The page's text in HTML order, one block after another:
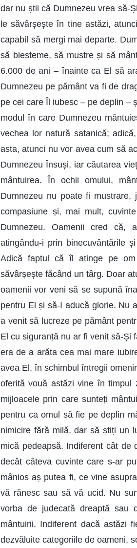
dar nu știi că Dumnezeu vrea să-
le săvârșește în tine astăzi,
capabil să mergi mai departe.
să blesteme, să mustre și să
6.000 de ani – înainte ca El să
Dumnezeu pe pământ va fi de
pe cei care Îl iubesc – pe deplin –
modul în care Dumnezeu
vechea lor natură satanică;
asta, atunci nu vor avea cum să
Dumnezeu Însuși, iar căutarea
mântuirea. În ochii omului,
Dumnezeu nu poate fi mustrare,
compasiune și, mai mult,
Dumnezeu. Oamenii cred că,
atingându-i prin binecuvântările
Adică faptul că îl atinge pe
săvârșește făcând un târg. Doar
oamenii vor veni să se supună
pentru El și să-I aducă glorie. Nu
a venit să lucreze pe pământ
El cu siguranță nu ar fi venit să-Și
era de a arăta cea mai mare
avea El, în schimbul întregii
oferită vouă astăzi vine în timpul
mijloacele prin care sunteți
pentru ca omul să fie pe deplin
nimicire fără milă, dar să știți un
mică pedeapsă. Indiferent cât
decât câteva cuvinte care s-ar
mânios aș putea fi, ce vine
vă rănesc sau să vă ucid. Nu
vorba de judecată dreaptă sau
mântuirii. Indiferent dacă astăzi
dezvăluite categoriile de oameni,